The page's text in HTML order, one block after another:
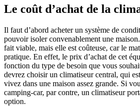
Le coût d’achat de la
Il faut d’abord acheter un système de
pouvoir isoler convenablement une
fait viable, mais elle est coûteuse, car le
pratique. En effet, le prix d’achat de cet
fonction du type de besoin que vous
devrez choisir un climatiseur central, qui
vivez dans une maison assez grande. Si
camping-car, par contre, un climatiseur
option.